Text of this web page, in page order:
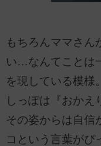
もちろんママさん
い…なんてことは
を現している模
しっぽは『おかえ
その姿からは自信
コという言葉がぴ